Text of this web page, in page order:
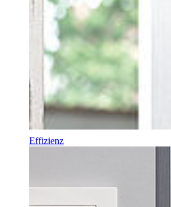
Effizienz